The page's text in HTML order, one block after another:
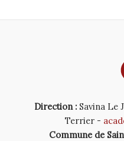
Direction : Savina Le
Terrier -
Commune de